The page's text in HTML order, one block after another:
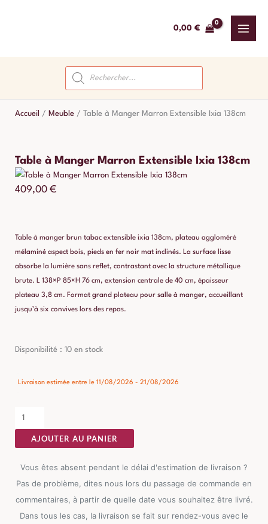
0,00 €
Recherche
de
produits
Accueil / Meuble / Table à Manger Marron Extensible Ixia 138cm
Table à Manger Marron Extensible Ixia 138cm
409,00 €
Table à manger brun tabac extensible ixia 138cm, plateau aggloméré
mélaminé aspect bois, pieds en fer noir mat inclinés. La surface lisse
absorbe la lumière sans reflet, contrastant avec la structure métallique
brute. L 138×P 85×H 76 cm, extension centrale de 40 cm, épaisseur
plateau 3,8 cm. Format grand plateau pour salle à manger, accueillant
jusqu’à six convives lors des repas.
Disponibilité : 10 en stock
Livraison estimée entre le 11/08/2026 - 21/08/2026
quantité
Table
Manger
Marron
Extensible
AJOUTER AU PANIER
Vous êtes absent pendant le délai d'estimation de livraison ?
Pas de problème, dites nous lors du passage de commande en
commentaires, à partir de quelle date vous souhaitez être livré.
Dans tous les cas, la livraison se fait sur rendez-vous avec le